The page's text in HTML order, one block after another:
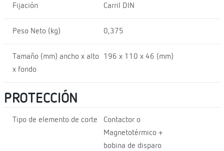
Fijación Carril DIN
Peso Neto (kg) 0,375
Tamaño (mm) ancho x alto
x fondo
196 x 110 x 46 (mm)
PROTECCIÓN
Tipo de elemento de corte
Contactor o
Magnetotérmico +
bobina de disparo